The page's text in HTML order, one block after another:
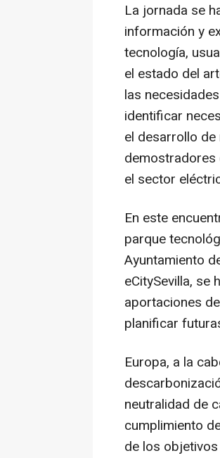
La jornada se
información y
tecnología,
el estado del
las
identificar
el desarrollo
demostradores
el sector
En este
parque
Ayuntamiento
eCitySevilla,
aportaciones
planificar
Europa, a la
neutralidad de
cumplimiento
de los